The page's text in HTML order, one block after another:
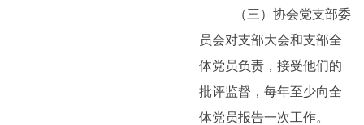
（三）协会党支部委
员会对支部大会和支部全
体党员负责，接受他们的
批评监督，每年至少向全
体党员报告一次工作。